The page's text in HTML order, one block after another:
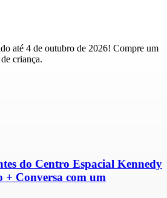
até 4 de outubro de 2026! Compre um
criança.
do Centro Espacial Kennedy
+ Conversa com um